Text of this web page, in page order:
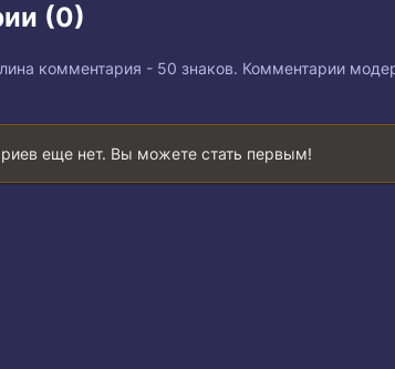
(0)
комментария - 50 знаков. Комментарии
еще нет. Вы можете стать первым!